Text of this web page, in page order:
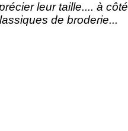
leur taille.... à côté
de broderie...